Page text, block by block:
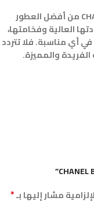
باختصار، يعد عطر CHANEL BLEU FOR MEN 150ML من أفضل العطور
العالية وفخامتها،
أي مناسبة. فلا تتردد
الفريدة والمميزة.
مشار إليها بـ*